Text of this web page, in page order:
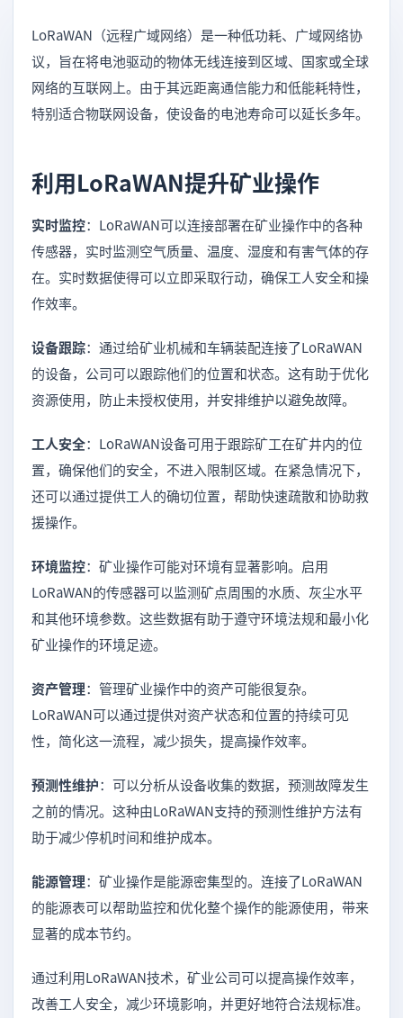
LoRaWAN（远程广域网络）是一种低功耗、广域网络协
议，旨在将电池驱动的物体无线连接到区域、国家或全球
网络的互联网上。由于其远距离通信能力和低能耗特性，
特别适合物联网设备，使设备的电池寿命可以延长多年。
利用LoRaWAN提升矿业操作
实时监控：LoRaWAN可以连接部署在矿业操作中的各种
传感器，实时监测空气质量、温度、湿度和有害气体的存
在。实时数据使得可以立即采取行动，确保工人安全和操
作效率。
设备跟踪：通过给矿业机械和车辆装配连接了LoRaWAN
的设备，公司可以跟踪他们的位置和状态。这有助于优化
资源使用，防止未授权使用，并安排维护以避免故障。
工人安全：LoRaWAN设备可用于跟踪矿工在矿井内的位
置，确保他们的安全，不进入限制区域。在紧急情况下，
还可以通过提供工人的确切位置，帮助快速疏散和协助救
援操作。
环境监控：矿业操作可能对环境有显著影响。启用
LoRaWAN的传感器可以监测矿点周围的水质、灰尘水平
和其他环境参数。这些数据有助于遵守环境法规和最小化
矿业操作的环境足迹。
资产管理：管理矿业操作中的资产可能很复杂。
LoRaWAN可以通过提供对资产状态和位置的持续可见
性，简化这一流程，减少损失，提高操作效率。
预测性维护：可以分析从设备收集的数据，预测故障发生
之前的情况。这种由LoRaWAN支持的预测性维护方法有
助于减少停机时间和维护成本。
能源管理：矿业操作是能源密集型的。连接了LoRaWAN
的能源表可以帮助监控和优化整个操作的能源使用，带来
显著的成本节约。
通过利用LoRaWAN技术，矿业公司可以提高操作效率，
改善工人安全，减少环境影响，并更好地符合法规标准。